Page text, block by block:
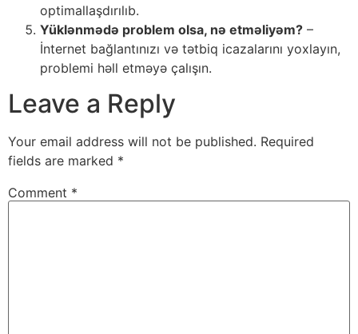
optimallaşdırılıb.
Yüklənmədə problem olsa, nə etməliyəm? –
İnternet bağlantınızı və tətbiq icazalarını yoxlayın,
problemi həll etməyə çalışın.
Leave a Reply
Your email address will not be published. Required
fields are marked *
Comment *